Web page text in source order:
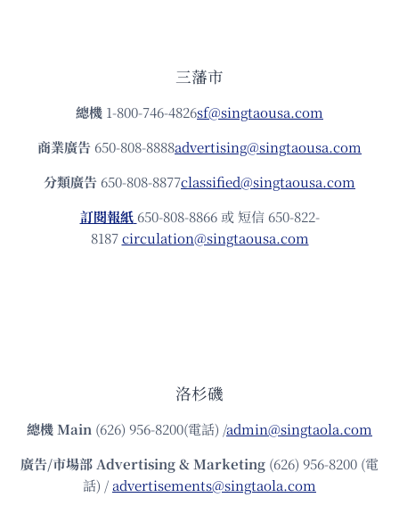
三藩市
總機 1-800-746-4826sf@singtaousa.com
商業廣告 650-808-8888advertising@singtaousa.com
分類廣告 650-808-8877classified@singtaousa.com
訂閱報紙 650-808-8866 或 短信 650-822-
8187circulation@singtaousa.com
洛杉磯
總機Main (626) 956-8200(電話) /admin@singtaola.com
廣告/市場部Advertising & Marketing (626) 956-8200 (電
話) /advertisements@singtaola.com